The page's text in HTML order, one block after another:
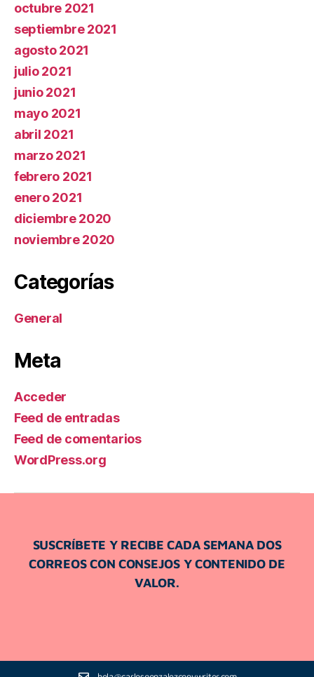
octubre 2021
septiembre 2021
agosto 2021
julio 2021
junio 2021
mayo 2021
abril 2021
marzo 2021
febrero 2021
enero 2021
diciembre 2020
noviembre 2020
Categorías
General
Meta
Acceder
Feed de entradas
Feed de comentarios
WordPress.org
SUSCRÍBETE Y RECIBE CADA SEMANA DOS
CORREOS CON CONSEJOS Y CONTENIDO DE
VALOR.